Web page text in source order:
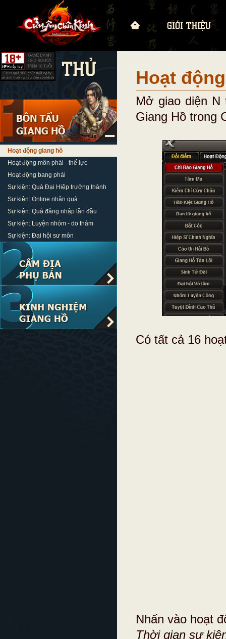
Hoạt động giang hồ
Hoạt động môn phái - thế lực
Hoạt động bang phái
Sự kiện: Quà Đại Hiệp trưởng thành
Sự kiện: Online nhận quà
Sự kiện: Quà đăng nhập lần đầu
Sự kiện: Luyện nhóm - do thám
Sự kiện: Đại hội sư môn
Hoạt
Mở giao diện
Giang Hồ trong
Có tất cả 16
Nhấn vào hoạt
Thời gian sự